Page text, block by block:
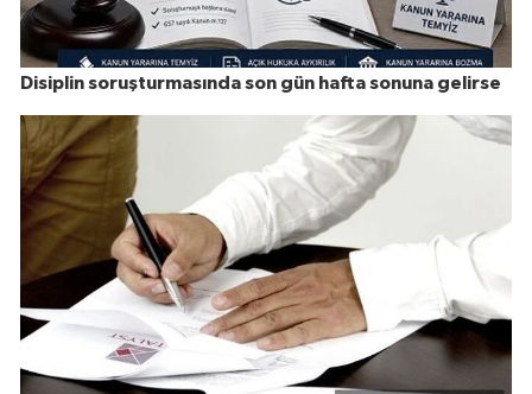
Disiplin soruşturmasında son gün hafta sonuna gelirse